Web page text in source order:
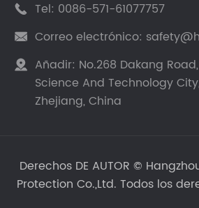
 Tel: 0086-571-61077757
 Correo electrónico:
 Añadir: No.268 Dakang
Science And Technology
Zhejiang, China
Derechos DE AUTOR ©
Protection Co.,Ltd. Todos los